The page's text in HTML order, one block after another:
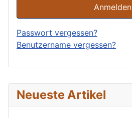
Neueste Artikel
Anmelden
Passwort vergessen?
Benutzername vergessen?